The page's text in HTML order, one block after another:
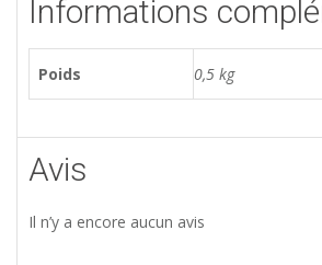
Informations
Poids 0,5 kg
Avis
Il n’y a encore aucun avis